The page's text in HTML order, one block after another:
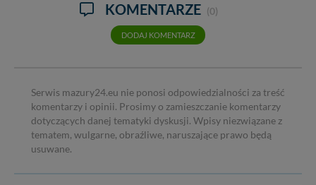
KOMENTARZE (0)
DODAJ KOMENTARZ
Serwis mazury24.eu nie ponosi odpowiedzialności za treść
komentarzy i opinii. Prosimy o zamieszczanie komentarzy
dotyczących danej tematyki dyskusji. Wpisy niezwiązane z
tematem, wulgarne, obraźliwe, naruszające prawo będą
usuwane.